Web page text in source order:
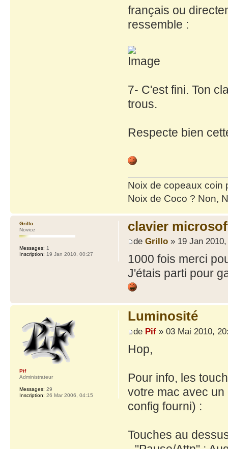
français ou
ressemble :
7- C'est fini. Ton
trous.
Respecte bien
Noix de copeaux coin
Noix de Coco ? Non,
clavier
de Grillo» 19 Jan 2010,
1000 fois merci
J'étais parti pour
Grillo
Novice
Messages: 1
Inscription: 19 Jan 2010, 00:27
Luminosité
de Pif» 03 Mai 2010,
Hop,
Pour info, les
votre mac avec
config fourni) :
Touches au
Pif
Administrateur
Messages: 29
Inscription: 26 Mar 2006, 04:15